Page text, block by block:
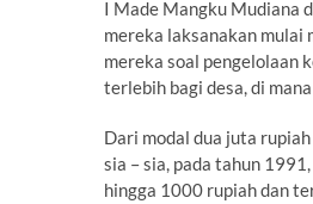
I Made Mangku Mudiana
mereka laksanakan mulai
mereka soal pengelolaan
terlebih bagi desa, di
Dari modal dua juta
sia – sia, pada tahun
hingga 1000 rupiah dan